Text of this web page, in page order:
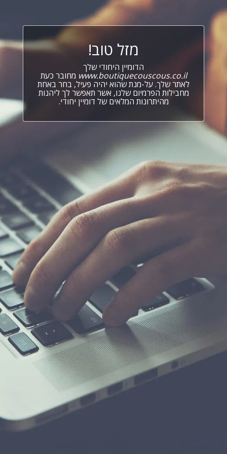
מזל טוב!
הדומיין היחודי שלך
www.boutiquecouscous.co.il מחובר כעת
לאתר שלך. על-מנת שהוא יהיה פעיל, בחר באחת
מחבילות הפרמיום שלנו, אשר תאפשר לך ליהנות
מהיתרונות המלאים של דומיין יחודי.